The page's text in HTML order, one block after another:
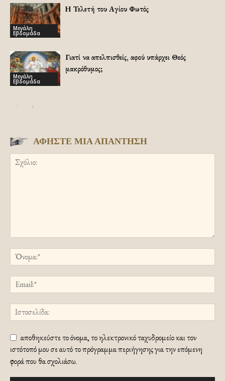
Μεγάλη
Εβδομάδα
Η Τελετή του Αγίου Φωτός
Μεγάλη
Εβδομάδα
Γιατί να απελπισθείς, αφού υπάρχει Θεός
μακρόθυμος;
ΑΦΗΣΤΕ ΜΙΑ ΑΠΑΝΤΗΣΗ
αποθηκεύστε το όνομα, το ηλεκτρονικό ταχυδρομείο και τον
ιστότοπό μου σε αυτό το πρόγραμμα περιήγησης για την επόμενη
φορά που θα σχολιάσω.